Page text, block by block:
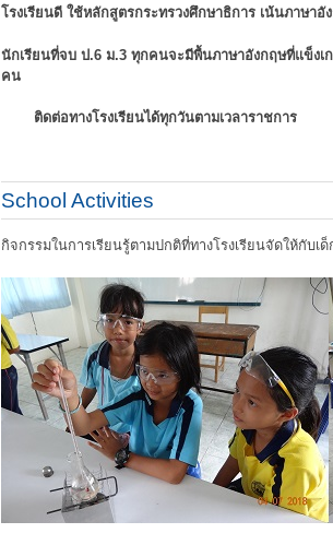
โรงเรียนดี ใช้หลักสูตรกระทรวงศึกษาธิการ เน้นภาษาอั
นักเรียนที่จบ ป.6 ม.3 ทุกคนจะมีพื้นภาษาอังกฤษที่แข็งเ
คน
ติดต่อทางโรงเรียนได้ทุกวันตามเวลาราชการ
School Activities
กิจกรรมในการเรียนรู้ตามปกติที่ทางโรงเรียนจัดให้กับเ